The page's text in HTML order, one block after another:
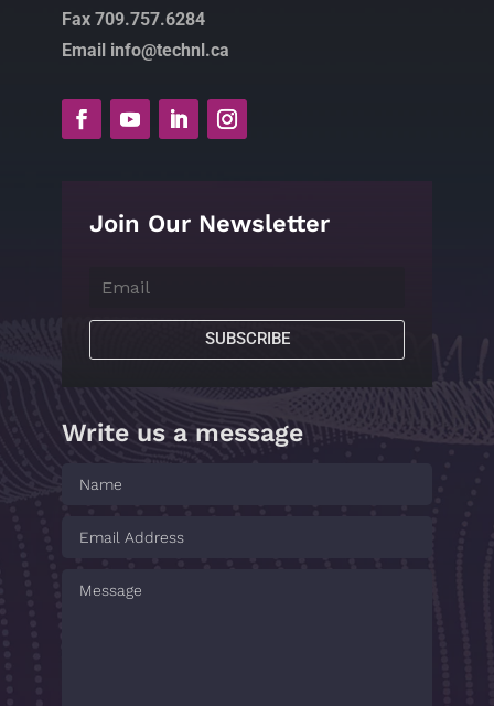
Fax 709.757.6284
Email info@technl.ca
Join Our Newsletter
SUBSCRIBE
Write us a message